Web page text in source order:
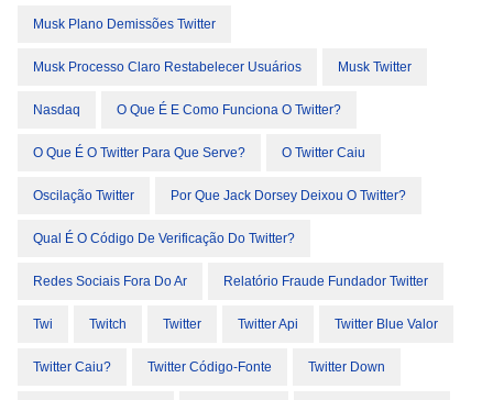
Musk Plano Demissões Twitter
Musk Processo Claro Restabelecer Usuários Musk Twitter
Nasdaq O Que É E Como Funciona O Twitter?
O Que É O Twitter Para Que Serve? O Twitter Caiu
Oscilação Twitter Por Que Jack Dorsey Deixou O Twitter?
Qual É O Código De Verificação Do Twitter?
Redes Sociais Fora Do Ar Relatório Fraude Fundador Twitter
Twi Twitch Twitter Twitter Api Twitter Blue Valor
Twitter Caiu? Twitter Código-Fonte Twitter Down